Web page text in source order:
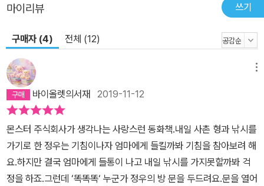
마이리뷰 쓰기
구매자 (4) 전체 (12)
바이올렛의서재 2019-11-12
몬스터 주식회사가 생각나는 사랑스런 동화책.내일 사촌 형과 낚시를
가기로 한 정우는 기침이나자 엄마에게 들킬까봐 기침을 참아보려 해
요.하지만 결국 엄마에게 들통이 나고 내일 낚시를 가지못할까봐 걱
정을 하죠.그런데 ‘똑똑똑‘ 누군가 정우의 방 문을 두드려요.문을 열어